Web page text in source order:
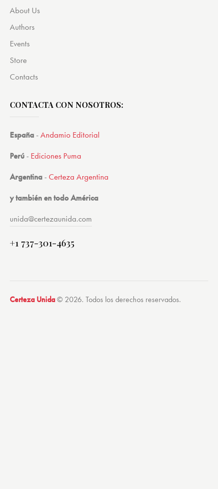
About Us
Authors
Events
Store
Contacts
CONTACTA CON NOSOTROS:
España -Andamio Editorial
Perú - Ediciones Puma
Argentina -Certeza Argentina
y también en todo América
unida@certezaunida.com
+1 737-301-4635
Certeza Unida© 2026. Todos los derechos reservados.